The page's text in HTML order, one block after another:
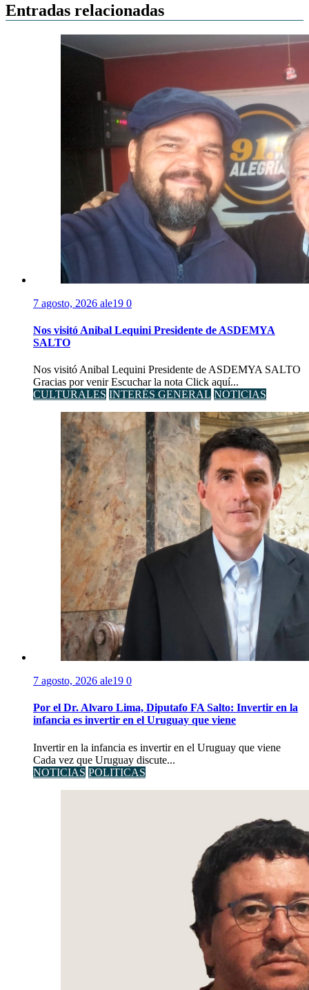
Entradas relacionadas
7 agosto, 2026 ale19 0
Nos visitó Anibal Lequini Presidente de ASDEMYA
SALTO
Nos visitó Anibal Lequini Presidente de ASDEMYA SALTO
Gracias por venir Escuchar la nota Click aquí...
CULTURALES INTERÉS GENERAL NOTICIAS
7 agosto, 2026 ale19 0
Por el Dr. Alvaro Lima, Diputafo FA Salto: Invertir en la
infancia es invertir en el Uruguay que viene
Invertir en la infancia es invertir en el Uruguay que viene
Cada vez que Uruguay discute...
NOTICIAS POLITICAS